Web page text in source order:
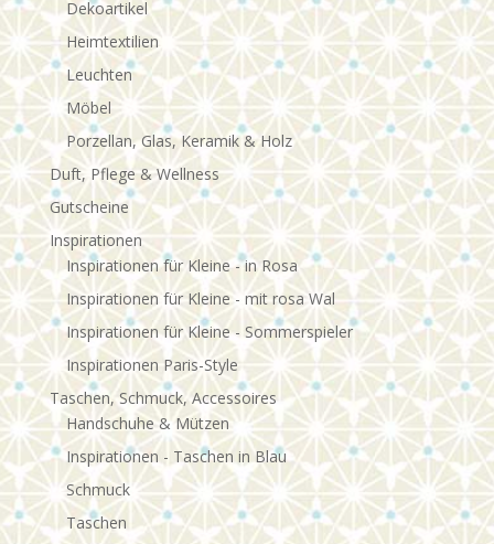
Dekoartikel
Heimtextilien
Leuchten
Möbel
Porzellan, Glas, Keramik & Holz
Duft, Pflege & Wellness
Gutscheine
Inspirationen
Inspirationen für Kleine - in Rosa
Inspirationen für Kleine - mit rosa Wal
Inspirationen für Kleine - Sommerspieler
Inspirationen Paris-Style
Taschen, Schmuck, Accessoires
Handschuhe & Mützen
Inspirationen - Taschen in Blau
Schmuck
Taschen